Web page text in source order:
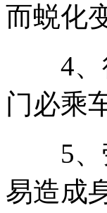
而蜕化
4、行
门必乘
5、劳
易造成